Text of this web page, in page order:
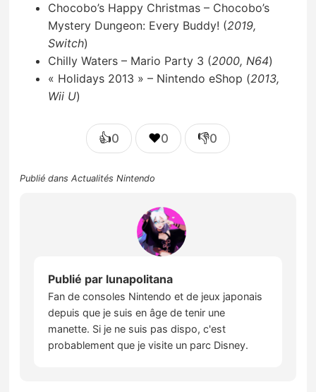
Chocobo’s Happy Christmas – Chocobo’s
Mystery Dungeon: Every Buddy! (2019,
Switch)
Chilly Waters – Mario Party 3 (2000, N64)
« Holidays 2013 » – Nintendo eShop (2013,
Wii U)
👍0 ❤️0 👎0
Publié dansActualités Nintendo
Publié par lunapolitana
Fan de consoles Nintendo et de jeux japonais
depuis que je suis en âge de tenir une
manette. Si je ne suis pas dispo, c'est
probablement que je visite un parc Disney.